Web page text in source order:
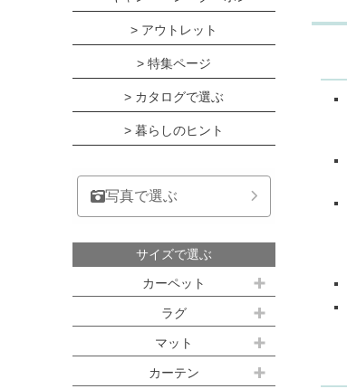
> アウトレット
> 特集ページ
> カタログで選ぶ
> 暮らしのヒント
写真で選ぶ
サイズで選ぶ
カーペット
江戸間サイズ(3畳～10畳)
江戸間 3畳(176x261cm)
江戸間 4.5畳(261x261cm)
ラグ
約100ｘ140cm
約140ｘ200cm(約1.5畳)
マット
キッチンマット
カーテン